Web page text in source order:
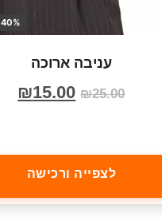
40% הנחה
עניבה ארוכה
₪25.00
₪15.00
לצפייה ורכישה